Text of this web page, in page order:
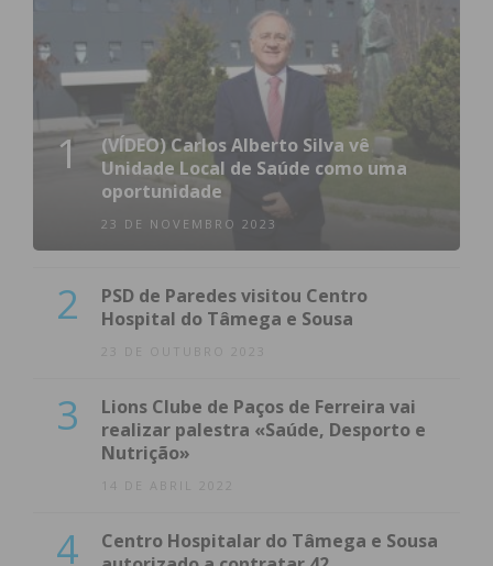
1
(VÍDEO) Carlos Alberto Silva vê
Unidade Local de Saúde como uma
oportunidade
23 DE NOVEMBRO 2023
2
PSD de Paredes visitou Centro
Hospital do Tâmega e Sousa
23 DE OUTUBRO 2023
3
Lions Clube de Paços de Ferreira vai
realizar palestra «Saúde, Desporto e
Nutrição»
14 DE ABRIL 2022
4
Centro Hospitalar do Tâmega e Sousa